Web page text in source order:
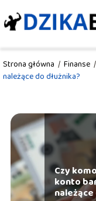
Strona główna / Finanse /
należące do dłużnika?
Czy
konto
należące